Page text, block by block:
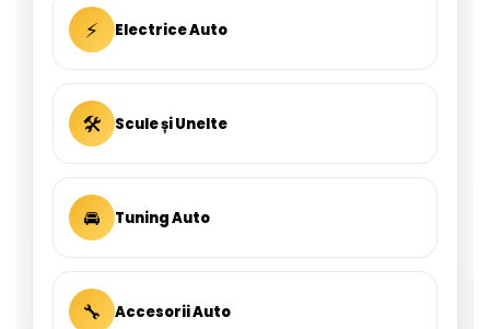
⚡ Electrice Auto
🛠 Scule și Unelte
🚘 Tuning Auto
🔧 Accesorii Auto